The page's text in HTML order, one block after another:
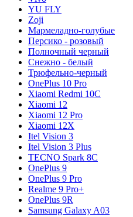
YU FLY
Zoji
Мармеладно-голубые
Персико - розовый
Полночный черный
Снежно - белый
Трюфельно-черный
OnePlus 10 Pro
Xiaomi Redmi 10C
Xiaomi 12
Xiaomi 12 Pro
Xiaomi 12X
Itel Vision 3
Itel Vision 3 Plus
TECNO Spark 8C
OnePlus 9
OnePlus 9 Pro
Realme 9 Pro+
OnePlus 9R
Samsung Galaxy A03